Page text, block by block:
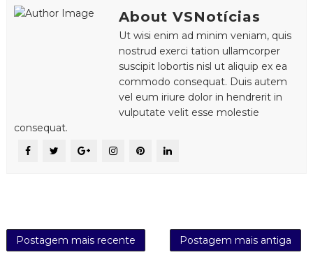
About VSNotícias
Ut wisi enim ad minim veniam, quis
nostrud exerci tation ullamcorper
suscipit lobortis nisl ut aliquip ex ea
commodo consequat. Duis autem
vel eum iriure dolor in hendrerit in
vulputate velit esse molestie
consequat.
Postagem mais recente Postagem mais antiga